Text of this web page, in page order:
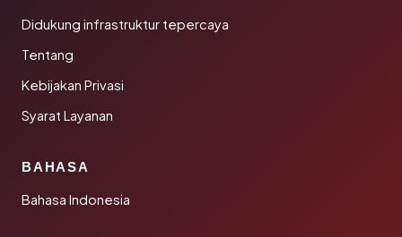
Didukung infrastruktur tepercaya
Tentang
Kebijakan Privasi
Syarat Layanan
BAHASA
Bahasa Indonesia